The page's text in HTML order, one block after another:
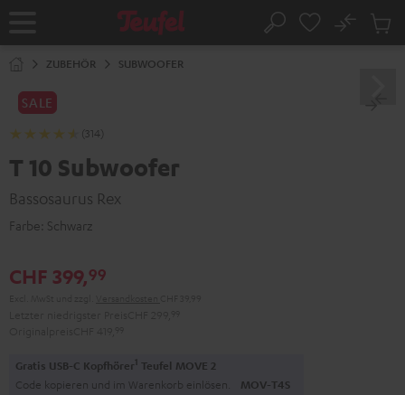
Startseite Suche
No
ZUBEHÖR SUBWOOFER
SALE
(314)
T 10 Subwoofer
Bassosaurus Rex
Farbe: Schwarz
CHF 399,99
Gratis USB-C Kopfhörer1 Teufel MOVE 2
Code kopieren und im Warenkorb einlösen. MOV-T4S